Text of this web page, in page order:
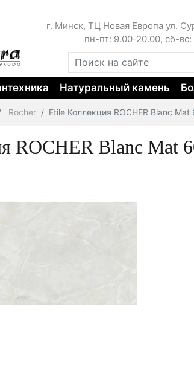
г. Минск, ТЦ Новая Европа ул.
пн-пт: 9.00-20.00, сб-
Натуральный камень
Rocher Etile Коллекция ROCHER Blanc
ROCHER Blanc Mat